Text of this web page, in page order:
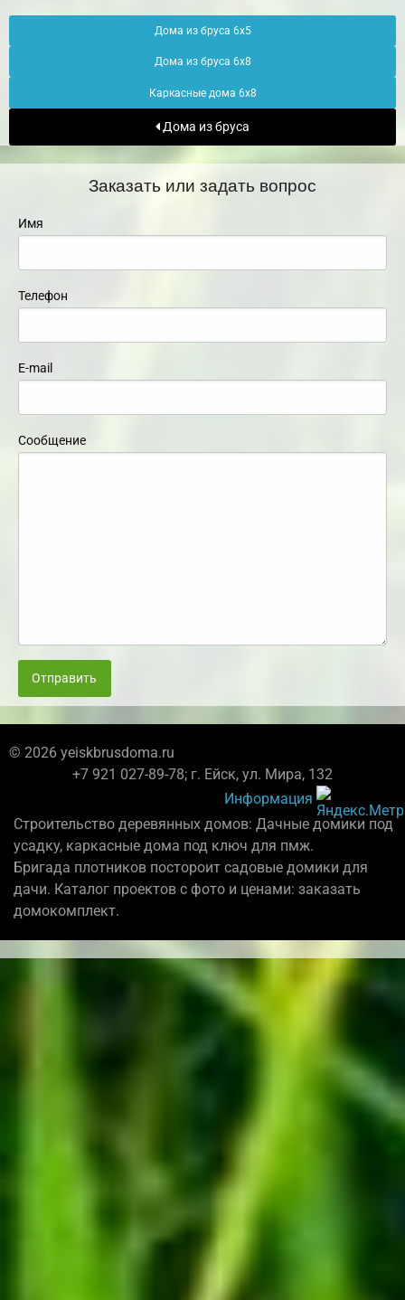
Дома из бруса 6х5
Дома из бруса 6х8
Каркасные дома 6х8
Дома из бруса
Заказать или задать вопрос
Имя
Телефон
E-mail
Сообщение
Отправить
© 2026 yeiskbrusdoma.ru
+7 921 027-89-78; г. Ейск, ул. Мира, 132
Информация
Строительство деревянных домов: Дачные домики под
усадку, каркасные дома под ключ для пмж.
Бригада плотников постороит садовые домики для
дачи. Каталог проектов с фото и ценами: заказать
домокомплект.